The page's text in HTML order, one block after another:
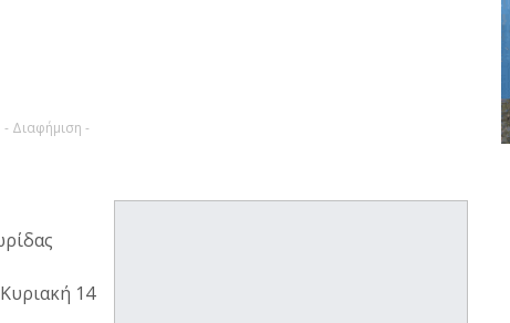
- Διαφήμιση -
14